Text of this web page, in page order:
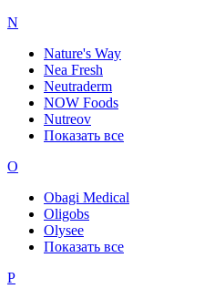
N
Nature's Way
Nea Fresh
Neutraderm
NOW Foods
Nutreov
Показать все
O
Obagi Medical
Oligobs
Olysee
Показать все
P